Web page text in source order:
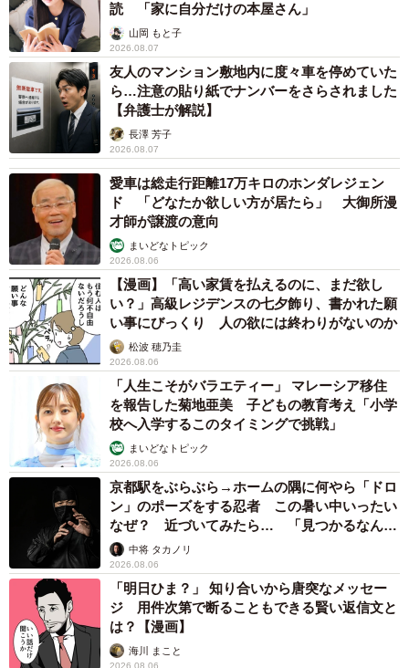
読 「家に自分だけの本屋さん」
山岡 もと子
2026.08.07
友人のマンション敷地内に度々車を停めていた
ら…注意の貼り紙でナンバーをさらされました
【弁護士が解説】
長澤 芳子
2026.08.07
愛車は総走行距離17万キロのホンダレジェン
ド 「どなたか欲しい方が居たら」 大御所漫
才師が譲渡の意向
まいどなトピック
2026.08.06
【漫画】「高い家賃を払えるのに、まだ欲し
い？」高級レジデンスの七夕飾り、書かれた願
い事にびっくり 人の欲には終わりがないのか
松波 穂乃圭
2026.08.06
「人生こそがバラエティー」 マレーシア移住
を報告した菊地亜美 子どもの教育考え「小学
校へ入学するこのタイミングで挑戦」
まいどなトピック
2026.08.06
京都駅をぶらぶら→ホームの隅に何やら「ドロ
ン」のポーズをする忍者 この暑い中いったい
なぜ？ 近づいてみたら… 「見つかるなんて
未熟」中将 タカノリ
2026.08.06
「明日ひま？」 知り合いから唐突なメッセー
ジ 用件次第で断ることもできる賢い返信文と
は？【漫画】
海川 まこと
2026.08.06